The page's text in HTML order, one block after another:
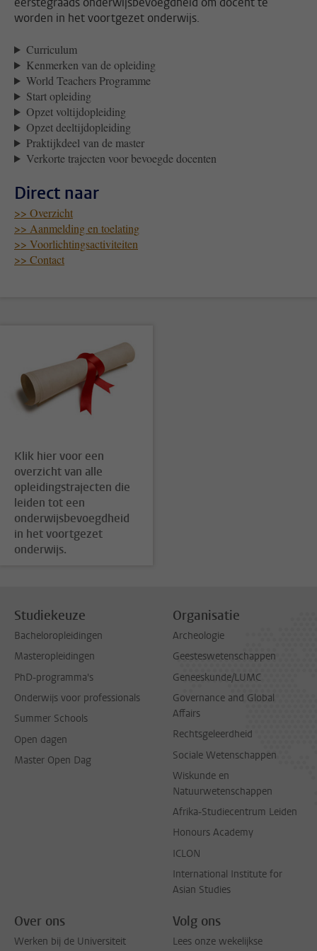
worden in het voortgezet onderwijs.
Curriculum
Kenmerken van de opleiding
World Teachers Programme
Start opleiding
Opzet voltijdopleiding
Opzet deeltijdopleiding
Praktijkdeel van de master
Verkorte trajecten voor bevoegde docenten
Direct naar
>> Overzicht
>> Aanmelding en toelating
>> Voorlichtingsactiviteiten
>> Contact
Klik hier voor een
overzicht van alle
opleidingstrajecten die
leiden tot een
onderwijsbevoegdheid
in het voortgezet
onderwijs.
Studiekeuze
Bacheloropleidingen
Masteropleidingen
PhD-programma's
Onderwijs voor professionals
Summer Schools
Open dagen
Master Open Dag
Organisatie
Archeologie
Geesteswetenschappen
Geneeskunde/LUMC
Governance and Global
Affairs
Rechtsgeleerdheid
Sociale Wetenschappen
Wiskunde en
Natuurwetenschappen
Afrika-Studiecentrum Leiden
Honours Academy
ICLON
International Institute for
Asian Studies
Over ons
Werken bij de Universiteit
Volg ons
Lees onze wekelijkse